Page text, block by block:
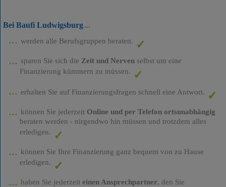
Bei Baufi Ludwigsburg
werden alle Berufsgruppen beraten.
sparen Sie sich die Zeit und Nervenselbst um eine
Finanzierung kümmern zu müssen.
erhalten Sie auf Finanzierungsfragen schnell eine Antwort.
können Sie jederzeit Online und per Telefon ortsunabhängig
beraten werden - nirgendwo hin müssen und trotzdem alles
erledigen.
können Sie Ihre Finanzierung ganz bequem von zu Hause
erledigen.
haben Sie jederzeit einen Ansprechpartner, den Sie